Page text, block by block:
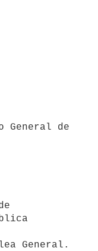
General de
General.